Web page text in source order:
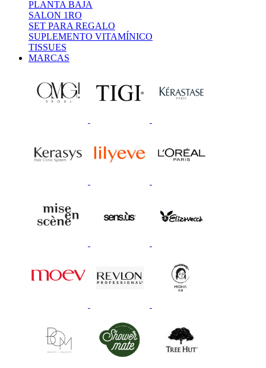
PLANTA BAJA
SALON 1RO
SET PARA REGALO
SUPLEMENTO VITAMÍNICO
TISSUES
MARCAS